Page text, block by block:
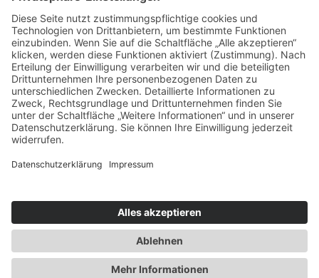
Nester für Verliebte und Familien
Lieblingsplätze mit Weitsicht
Lettland, Estland und Schweden
Die verborgene Perle – Mandola Rosa
Datenschutz| Webseitenübersicht